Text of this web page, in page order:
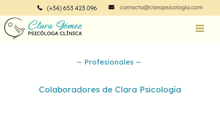
al
contenido
(+34) 653 423 096
∼ Profesionales ∼
Colaboradores de Clara Psicología